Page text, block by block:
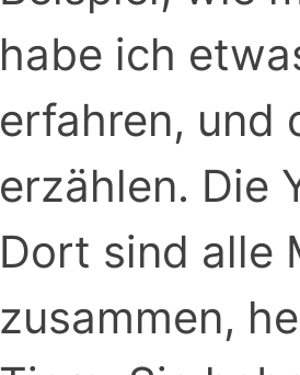
habe ich
erfahren, und
erzählen. Die
Dort sind alle
zusammen,